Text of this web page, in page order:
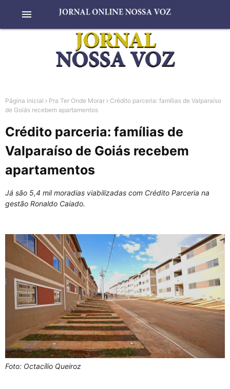
menu
Página inicial Pra Ter Onde Morar
Crédito parceria: famílias de Valparaíso
de Goiás recebem apartamentos
Crédito parceria: famílias de
Valparaíso de Goiás recebem
apartamentos
Já são 5,4 mil moradias viabilizadas com Crédito Parceria na
gestão Ronaldo Caiado.
Foto: Octacílio Queiroz